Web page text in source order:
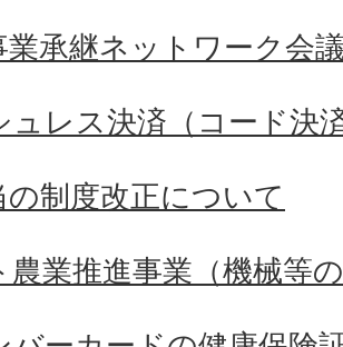
業承継ネットワーク会
ュレス決済（コード決
の制度改正について
農業推進事業（機械等